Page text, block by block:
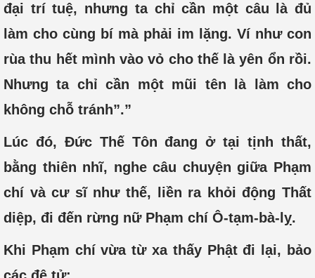
đại trí tuệ, nhưng ta chỉ cần một câu là đủ
làm cho cùng bí mà phải im lặng. Ví như con
rùa thu hết mình vào vỏ cho thế là yên ổn rồi.
Nhưng ta chỉ cần một mũi tên là làm cho
không chỗ tránh”.”
Lúc đó, Ðức Thế Tôn đang ở tại tịnh thất,
bằng thiên nhĩ, nghe câu chuyện giữa Phạm
chí và cư sĩ như thế, liền ra khỏi động Thất
diệp, đi đến rừng nữ Phạm chí Ô-tạm-bà-lỵ.
Khi Phạm chí vừa từ xa thấy Phật đi lại, bảo